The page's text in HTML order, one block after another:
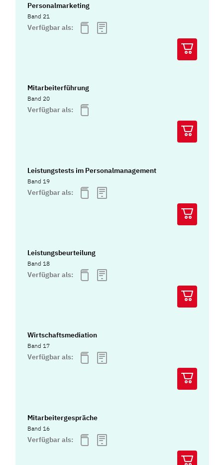
Personalmarketing
Band 21
Verfügbar als:
Mitarbeiterführung
Band 20
Verfügbar als:
Leistungstests im Personalmanagement
Band 19
Verfügbar als:
Leistungsbeurteilung
Band 18
Verfügbar als:
Wirtschaftsmediation
Band 17
Verfügbar als:
Mitarbeitergespräche
Band 16
Verfügbar als: